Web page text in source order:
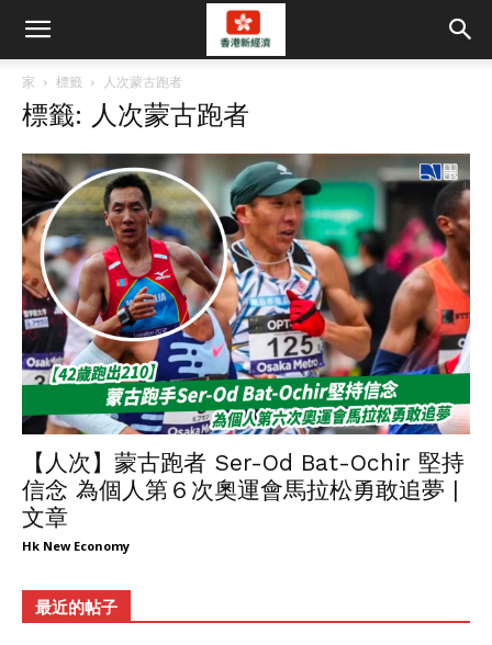
家 標籤 人次蒙古跑者
標籤: 人次蒙古跑者
【人次】蒙古跑者 Ser-Od Bat-Ochir 堅持
信念 為個人第６次奧運會馬拉松勇敢追夢 |
文章
Hk New Economy
最近的帖子